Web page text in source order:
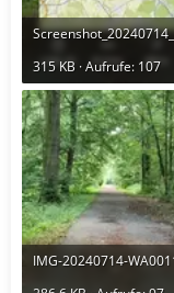
315 KB · Aufrufe: 107
IMG-20240714-